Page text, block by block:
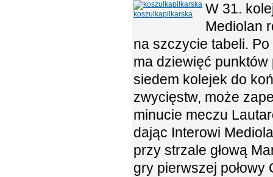
koszulkapilkarska
W 31.
Mediolan
na szczycie tabeli.
ma dziewięć punktów
siedem kolejek do
zwycięstw, może
minucie meczu
dając Interowi
przy strzale głową
gry pierwszej połowy